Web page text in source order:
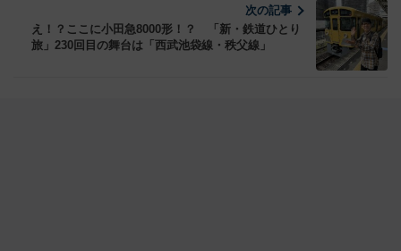
次の記事
え！？ここに小田急8000形！？ 「新・鉄道ひとり
旅」230回目の舞台は「西武池袋線・秩父線」